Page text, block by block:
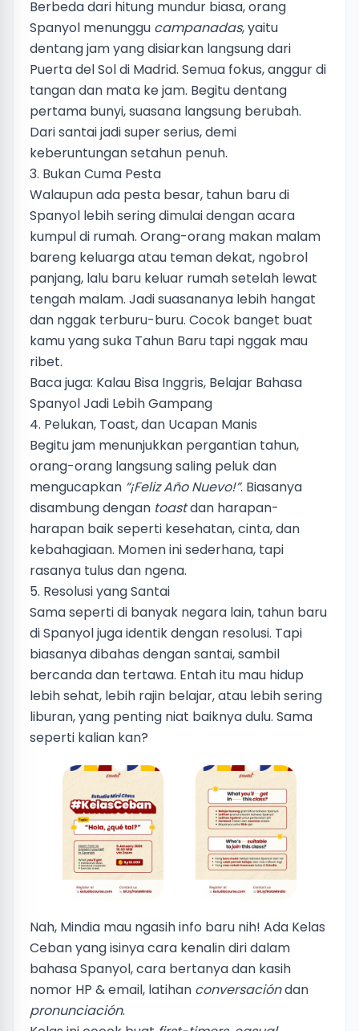
Berbeda dari hitung mundur biasa, orang
Spanyol menunggu campanadas, yaitu
dentang jam yang disiarkan langsung dari
Puerta del Sol di Madrid. Semua fokus, anggur di
tangan dan mata ke jam. Begitu dentang
pertama bunyi, suasana langsung berubah.
Dari santai jadi super serius, demi
keberuntungan setahun penuh.
3. Bukan Cuma Pesta
Walaupun ada pesta besar, tahun baru di
Spanyol lebih sering dimulai dengan acara
kumpul di rumah. Orang-orang makan malam
bareng keluarga atau teman dekat, ngobrol
panjang, lalu baru keluar rumah setelah lewat
tengah malam. Jadi suasananya lebih hangat
dan nggak terburu-buru. Cocok banget buat
kamu yang suka Tahun Baru tapi nggak mau
ribet.
Baca juga: Kalau Bisa Inggris, Belajar Bahasa
Spanyol Jadi Lebih Gampang
4. Pelukan, Toast, dan Ucapan Manis
Begitu jam menunjukkan pergantian tahun,
orang-orang langsung saling peluk dan
mengucapkan “¡Feliz Año Nuevo!”. Biasanya
disambung dengan toastdan harapan-
harapan baik seperti kesehatan, cinta, dan
kebahagiaan. Momen ini sederhana, tapi
rasanya tulus dan ngena.
5. Resolusi yang Santai
Sama seperti di banyak negara lain, tahun baru
di Spanyol juga identik dengan resolusi. Tapi
biasanya dibahas dengan santai, sambil
bercanda dan tertawa. Entah itu mau hidup
lebih sehat, lebih rajin belajar, atau lebih sering
liburan, yang penting niat baiknya dulu. Sama
seperti kalian kan?
Nah, Mindia mau ngasih info baru nih! Ada Kelas
Ceban yang isinya cara kenalin diri dalam
bahasa Spanyol, cara bertanya dan kasih
nomor HP & email, latihan conversacióndan
pronunciación.